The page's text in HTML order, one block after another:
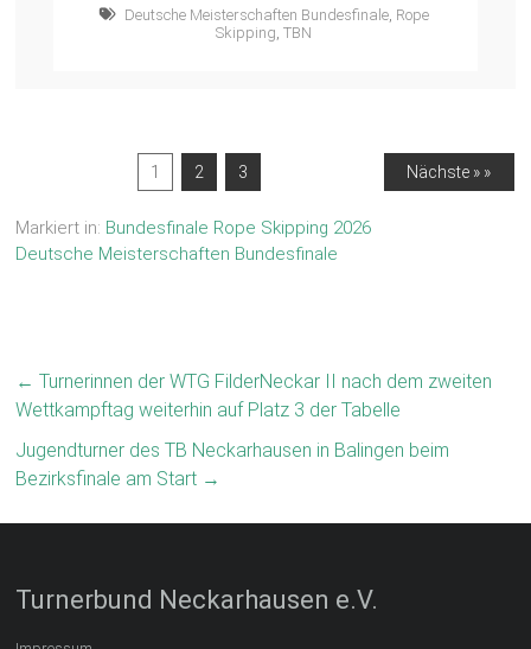
Deutsche Meisterschaften Bundesfinale Rope
Skipping TBN
1 2 3 Nächste » »
Markiert in: Bundesfinale Rope Skipping 2026
Deutsche Meisterschaften Bundesfinale
← Turnerinnen der WTG FilderNeckar II nach dem zweiten
Wettkampftag weiterhin auf Platz 3 der Tabelle
Jugendturner des TB Neckarhausen in Balingen beim
Bezirksfinale am Start →
Turnerbund Neckarhausen e.V.